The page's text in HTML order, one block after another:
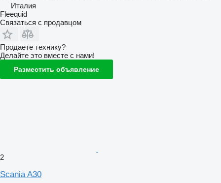
Италия
Fleequid
Связаться с продавцом
Продаете технику?
Делайте это вместе с нами!
Разместить объявление
2
Scania A30